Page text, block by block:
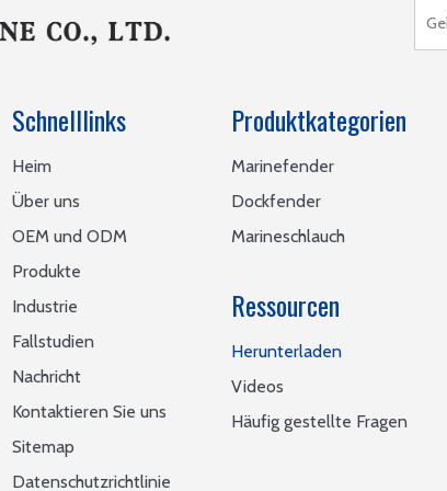
Schnelllinks
Heim
Über uns
OEM und ODM
Produkte
Industrie
Fallstudien
Nachricht
Kontaktieren Sie uns
Sitemap
Datenschutzrichtlinie
Produktkategorien
Marinefender
Dockfender
Marineschlauch
Ressourcen
Herunterladen
Videos
Häufig gestellte Fragen